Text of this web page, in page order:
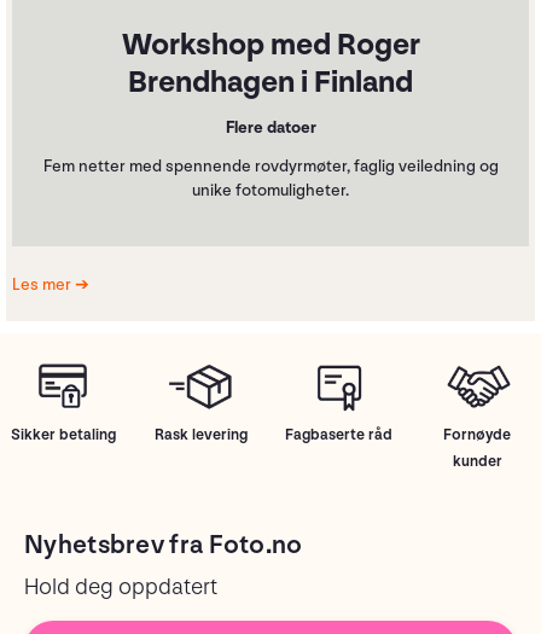
Workshop med Roger
Brendhagen i Finland
Flere datoer
Fem netter med spennende rovdyrmøter, faglig veiledning og
unike fotomuligheter.
Les mer
Sikker betaling Rask levering Fagbaserte råd
Fornøyde
kunder
Nyhetsbrev fra Foto.no
Hold deg oppdatert